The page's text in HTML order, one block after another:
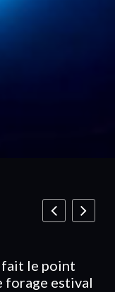
le point
forage estival